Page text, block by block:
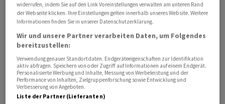
Der konsolidierte Nettoumsatz erhöhte sich per 31.
März 2026 um 1,8 Prozent auf 299,1 Millionen Franken,
wie die Gruppe am Dienstag mitteilte. Der operative
Gewinn auf Stufe EBITDA erhöhte sich um 19 Prozent
auf 44,8 Millionen. Unter dem Strich resultierte ein
Nettoergebnis vor Minderheiten von 18,8 Millionen nach
12,3 Millionen in der Vorjahresperiode.
widerrufen, indem Sie auf den Link Voreinstellungen verwalten am unteren Rand
der Webseite klicken. Ihre Einstellungen gelten innerhalb unseres Website. Weitere
Informationen finden Sie in unserer Datenschutzerklärung.
Wir und unsere Partner verarbeiten Daten, um Folgendes
bereitzustellen:
Verwendung genauer Standortdaten. Endgeräteeigenschaften zur Identifikation
aktiv abfragen. Speichern von oder Zugriff auf Informationen auf einem Endgerät.
Personalisierte Werbung und Inhalte, Messung von Werbeleistung und der
Performance von Inhalten, Zielgruppenforschung sowie Entwicklung und
Verbesserung von Angeboten.
Liste der Partner (Lieferanten)